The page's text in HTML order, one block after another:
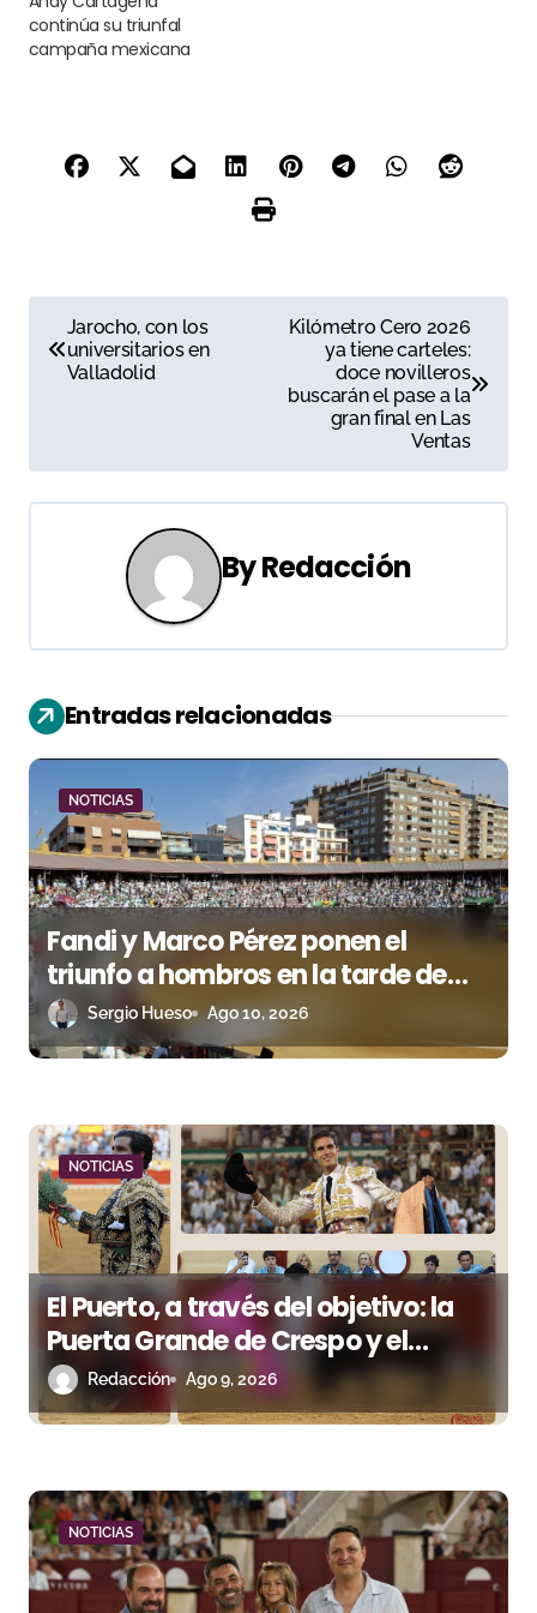
continúa su triunfal
campaña mexicana
a
e
g
i
ó
n
d
e
e
n
t
r
d
a
s
Jarocho, con los
universitarios en
Valladolid
Kilómetro Cero 2026
ya tiene carteles:
doce novilleros
buscarán el pase a la
gran final en Las
Ventas
ByRedacción
Entradas relacionadas
NOTICIAS
Fandi y Marco Pérez ponen el
triunfo a hombros en la tarde de
San Lorenzo
Sergio Hueso Ago 10, 2026
NOTICIAS
El Puerto, a través del objetivo: la
Puerta Grande de Crespo y el
aroma de Morante
Redacción Ago 9, 2026
NOTICIAS